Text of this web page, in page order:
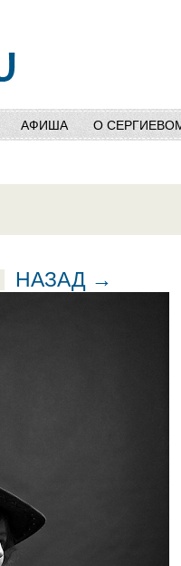
АФИША О
НАЗАД →